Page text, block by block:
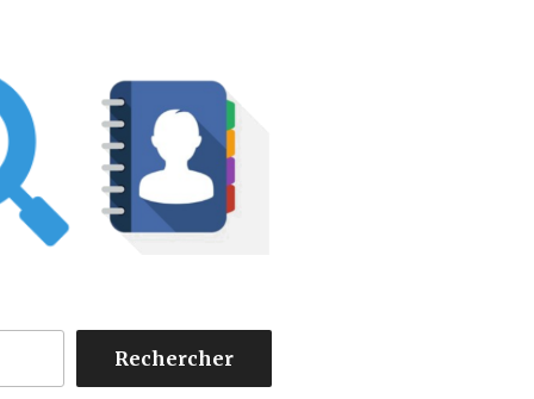
Rechercher